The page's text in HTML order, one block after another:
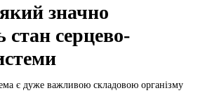
значно
серцево-
є дуже важливою складовою організму